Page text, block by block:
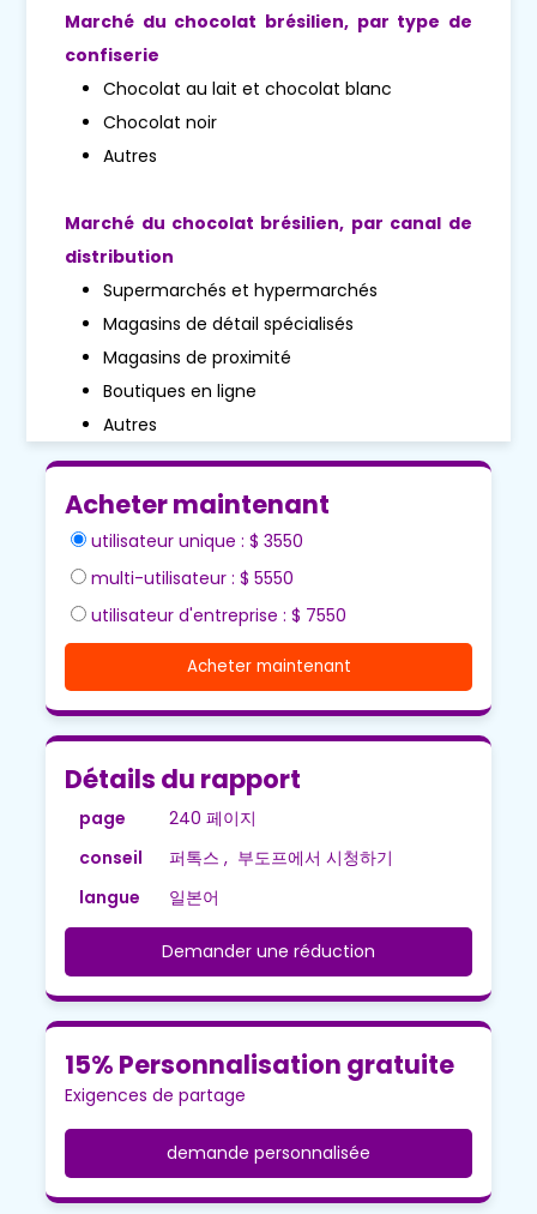
Marché du chocolat brésilien, par type de
confiserie
Chocolat au lait et chocolat blanc
Chocolat noir
Autres
Marché du chocolat brésilien, par canal de
distribution
Supermarchés et hypermarchés
Magasins de détail spécialisés
Magasins de proximité
Boutiques en ligne
Autres
Acheter maintenant
utilisateur unique : $ 3550
multi-utilisateur : $ 5550
utilisateur d'entreprise : $ 7550
Acheter maintenant
Détails du rapport
page
240 페이지
conseil
퍼톡스 , 부도프에서 시청하기
langue
일본어
Demander une réduction
15% Personnalisation gratuite
Exigences de partage
demande personnalisée